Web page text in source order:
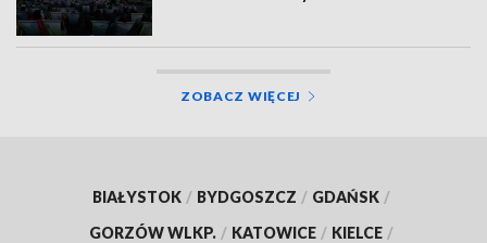
ZOBACZ WIĘCEJ
BIAŁYSTOK / BYDGOSZCZ / GDAŃSK /
GORZÓW WLKP. / KATOWICE / KIELCE /